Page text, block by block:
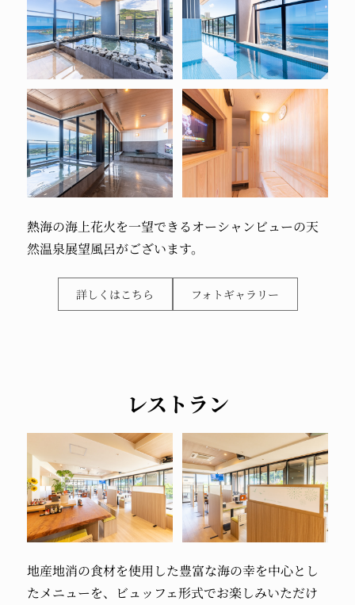
熱海の海上花火を一望できる オーシャンビューの天
然温泉展望風呂がございます。
詳しくはこちら フォトギャラリー
レストラン
地産地消の食材を使用した豊富な海の幸を中心とし
たメニューを、
ビュッフェ形式でお楽しみいただけ